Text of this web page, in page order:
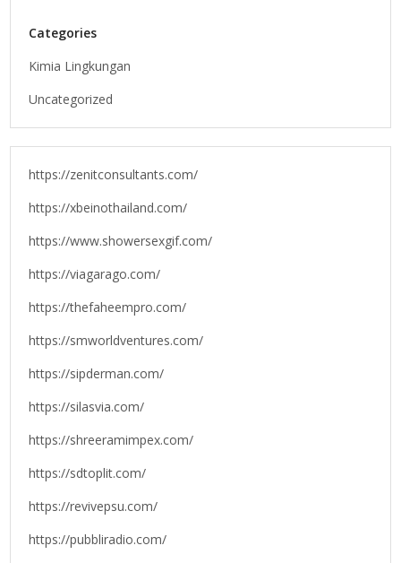
Categories
Kimia Lingkungan
Uncategorized
https://zenitconsultants.com/
https://xbeinothailand.com/
https://www.showersexgif.com/
https://viagarago.com/
https://thefaheempro.com/
https://smworldventures.com/
https://sipderman.com/
https://silasvia.com/
https://shreeramimpex.com/
https://sdtoplit.com/
https://revivepsu.com/
https://pubbliradio.com/